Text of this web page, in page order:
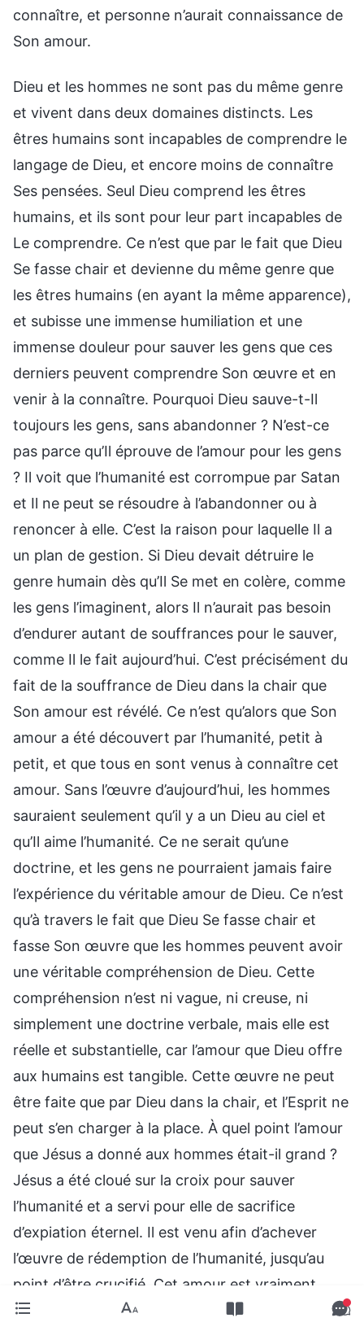
connaître, et personne n’aurait connaissance de
Son amour.
Dieu et les hommes ne sont pas du même genre
et vivent dans deux domaines distincts. Les
êtres humains sont incapables de comprendre le
langage de Dieu, et encore moins de connaître
Ses pensées. Seul Dieu comprend les êtres
humains, et ils sont pour leur part incapables de
Le comprendre. Ce n’est que par le fait que Dieu
Se fasse chair et devienne du même genre que
les êtres humains (en ayant la même apparence),
et subisse une immense humiliation et une
immense douleur pour sauver les gens que ces
derniers peuvent comprendre Son œuvre et en
venir à la connaître. Pourquoi Dieu sauve-t-Il
toujours les gens, sans abandonner ? N’est-ce
pas parce qu’Il éprouve de l’amour pour les gens
? Il voit que l’humanité est corrompue par Satan
et Il ne peut se résoudre à l’abandonner ou à
renoncer à elle. C’est la raison pour laquelle Il a
un plan de gestion. Si Dieu devait détruire le
genre humain dès qu’Il Se met en colère, comme
les gens l’imaginent, alors Il n’aurait pas besoin
d’endurer autant de souffrances pour le sauver,
comme Il le fait aujourd’hui. C’est précisément du
fait de la souffrance de Dieu dans la chair que
Son amour est révélé. Ce n’est qu’alors que Son
amour a été découvert par l’humanité, petit à
petit, et que tous en sont venus à connaître cet
amour. Sans l’œuvre d’aujourd’hui, les hommes
sauraient seulement qu’il y a un Dieu au ciel et
qu’Il aime l’humanité. Ce ne serait qu’une
doctrine, et les gens ne pourraient jamais faire
l’expérience du véritable amour de Dieu. Ce n’est
qu’à travers le fait que Dieu Se fasse chair et
fasse Son œuvre que les hommes peuvent avoir
une véritable compréhension de Dieu. Cette
compréhension n’est ni vague, ni creuse, ni
simplement une doctrine verbale, mais elle est
réelle et substantielle, car l’amour que Dieu offre
aux humains est tangible. Cette œuvre ne peut
être faite que par Dieu dans la chair, et l’Esprit ne
peut s’en charger à la place. À quel point l’amour
que Jésus a donné aux hommes était-il grand ?
Jésus a été cloué sur la croix pour sauver
l’humanité et a servi pour elle de sacrifice
d’expiation éternel. Il est venu afin d’achever
l’œuvre de rédemption de l’humanité, jusqu’au
point d’être crucifié. Cet amour est vraiment
immense. L’œuvre de Dieu est très significative.